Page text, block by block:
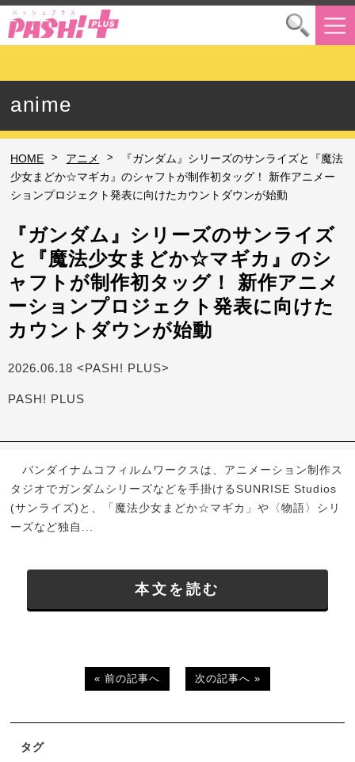
anime
HOME > アニメ >
『ガンダム』シリーズのサンライズと『魔法
少女まどか☆マギカ』のシャフトが制作初タッグ！ 新作アニメー
ションプロジェクト発表に向けたカウントダウンが始動
『ガンダム』シリーズのサンライズ
と『魔法少女まどか☆マギカ』のシ
ャフトが制作初タッグ！ 新作アニメ
ーションプロジェクト発表に向けた
カウントダウンが始動
2026.06.18 <PASH! PLUS>
PASH! PLUS
バンダイナムコフィルムワークスは、アニメーション制作ス
タジオでガンダムシリーズなどを手掛けるSUNRISE Studios
(サンライズ)と、「魔法少女まどか☆マギカ」や〈物語〉シリ
ーズなど独自...
本文を読む
« 前の記事へ 次の記事へ »
タグ